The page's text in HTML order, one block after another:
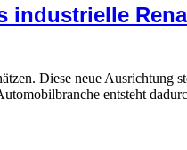
industrielle
Diese neue
entsteht